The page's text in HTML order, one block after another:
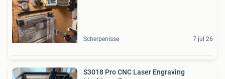
Scherpenisse 7 jul 26
S3018 Pro CNC Laser Engraving